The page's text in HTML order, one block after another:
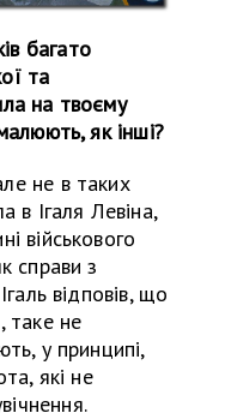
багато
та
на твоєму
як інші?
не в таких
в Ігаля Левіна,
військового
справи з
відповів, що
таке не
у принципі,
які не